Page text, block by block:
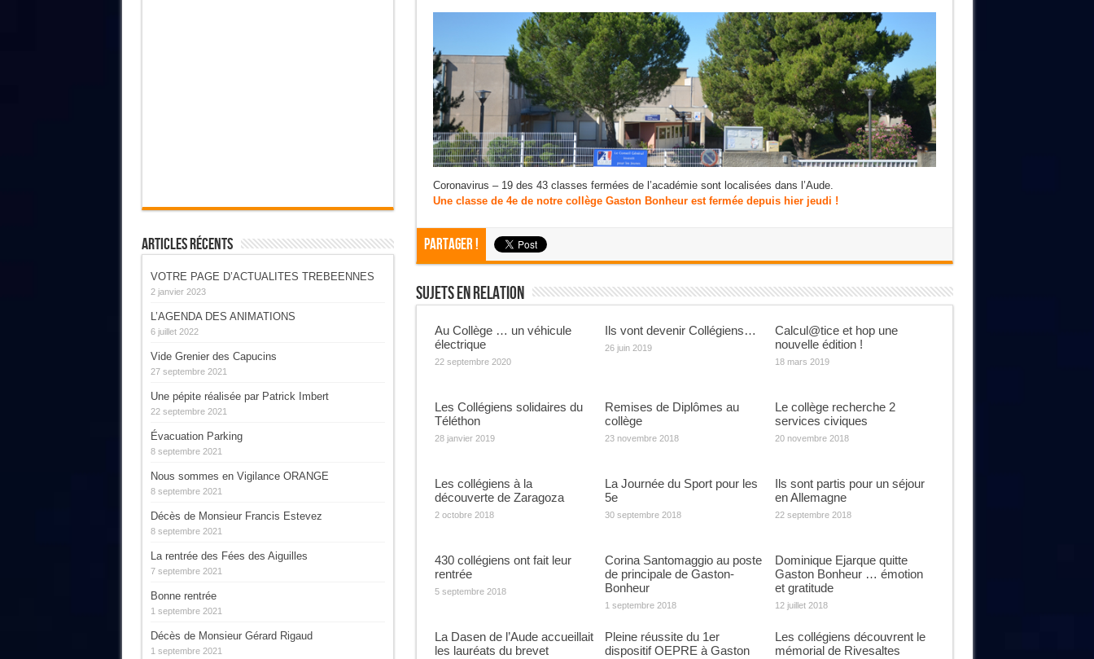
Coronavirus – 19 des 43 classes fermées de l’académie sont localisées dans l’Aude.
Une classe de 4e de notre collège Gaston Bonheur est fermée depuis hier jeudi !
Partager !
Sujets En Relation
Au Collège … un véhicule
électrique
22 septembre 2020
Ils vont devenir Collégiens…
26 juin 2019
Calcul@tice et hop une
nouvelle édition !
18 mars 2019
Les Collégiens solidaires du
Téléthon
28 janvier 2019
Remises de Diplômes au
collège
23 novembre 2018
Le collège recherche 2
services civiques
20 novembre 2018
Les collégiens à la
découverte de Zaragoza
2 octobre 2018
La Journée du Sport pour les
5e
30 septembre 2018
Ils sont partis pour un séjour
en Allemagne
22 septembre 2018
430 collégiens ont fait leur
rentrée
5 septembre 2018
Corina Santomaggio au poste
de principale de Gaston-
Bonheur
1 septembre 2018
Dominique Ejarque quitte
Gaston Bonheur … émotion
et gratitude
12 juillet 2018
La Dasen de l’Aude accueillait
les lauréats du brevet
Pleine réussite du 1er
dispositif OEPRE à Gaston
Les collégiens découvrent le
mémorial de Rivesaltes
Articles Récents
VOTRE PAGE D’ACTUALITES TREBEENNES
2 janvier 2023
L’AGENDA DES ANIMATIONS
6 juillet 2022
Vide Grenier des Capucins
27 septembre 2021
Une pépite réalisée par Patrick Imbert
22 septembre 2021
Évacuation Parking
8 septembre 2021
Nous sommes en Vigilance ORANGE
8 septembre 2021
Décès de Monsieur Francis Estevez
8 septembre 2021
La rentrée des Fées des Aiguilles
7 septembre 2021
Bonne rentrée
1 septembre 2021
Décès de Monsieur Gérard Rigaud
1 septembre 2021